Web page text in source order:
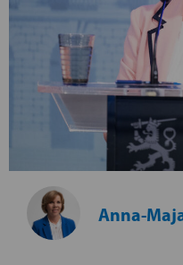
Anna-